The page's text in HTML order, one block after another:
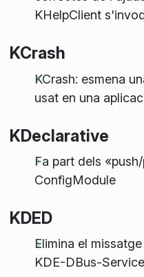
KHelpClient
KCrash
KCrash: esmena
usat en una
KDeclarative
Fa part dels
ConfigModule
KDED
Elimina el
KDE-DBus-